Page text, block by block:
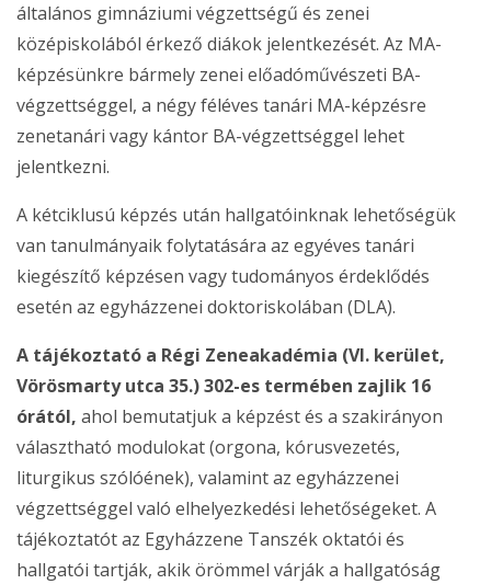
általános gimnáziumi végzettségű és zenei
középiskolából érkező diákok jelentkezését. Az MA-
képzésünkre bármely zenei előadóművészeti BA-
végzettséggel, a négy féléves tanári MA-képzésre
zenetanári vagy kántor BA-végzettséggel lehet
jelentkezni.
A kétciklusú képzés után hallgatóinknak lehetőségük
van tanulmányaik folytatására az egyéves tanári
kiegészítő képzésen vagy tudományos érdeklődés
esetén az egyházzenei doktoriskolában (DLA).
A tájékoztató a Régi Zeneakadémia (VI. kerület,
Vörösmarty utca 35.) 302-es termében zajlik 16
órától, ahol bemutatjuk a képzést és a szakirányon
választható modulokat (orgona, kórusvezetés,
liturgikus szólóének), valamint az egyházzenei
végzettséggel való elhelyezkedési lehetőségeket. A
tájékoztatót az Egyházzene Tanszék oktatói és
hallgatói tartják, akik örömmel várják a hallgatóság